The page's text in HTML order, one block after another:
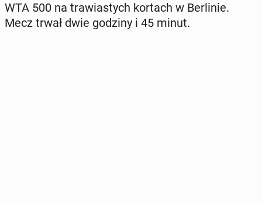
WTA 500 na tra­wia­stych kortach w Ber­li­nie.
Mecz trwał dwie godziny i 45 minut.